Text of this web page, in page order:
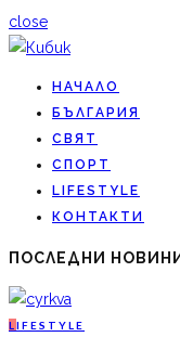
close
НАЧАЛО
БЪЛГАРИЯ
СВЯТ
СПОРТ
LIFESTYLE
КОНТАКТИ
ПОСЛЕДНИ НОВИНИ
L IFESTYLE